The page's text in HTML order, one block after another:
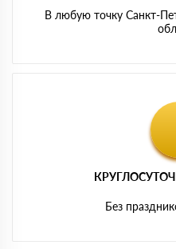
В любую точку Санкт-
Без